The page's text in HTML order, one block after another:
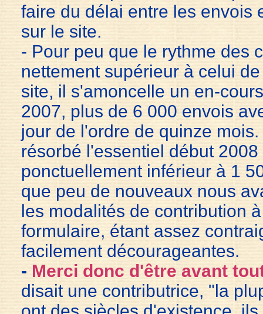
faire du délai entre les envois
sur le site.
- Pour peu que le rythme des
nettement supérieur à celui
site, il s'amoncelle un en-
2007, plus de 6 000 envois
jour de l'ordre de quinze mois.
résorbé l'essentiel début
ponctuellement inférieur à 1
que peu de nouveaux nous
les modalités de contribution
formulaire, étant assez
facilement décourageantes.
- Merci donc d'être avant
disait une contributrice, "la